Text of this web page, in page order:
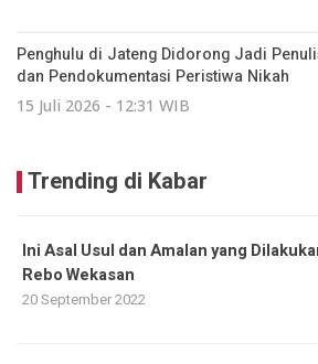
Penghulu di Jateng Didorong Jadi
dan Pendokumentasi Peristiwa Nikah
15 Juli 2026 - 12:31 WIB
Trending di Kabar
Ini Asal Usul dan Amalan yang
Rebo Wekasan
20 September 2022